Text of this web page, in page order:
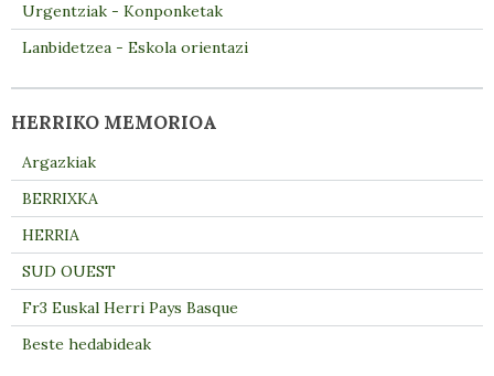
Urgentziak - Konponketak
Lanbidetzea - Eskola orientazi
HERRIKO MEMORIOA
Argazkiak
BERRIXKA
HERRIA
SUD OUEST
Fr3 Euskal Herri Pays Basque
Beste hedabideak